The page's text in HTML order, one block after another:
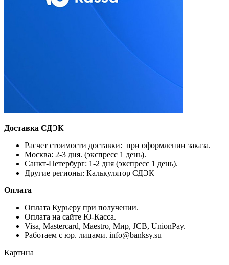
Доставка СДЭК
Расчет стоимости доставки: при оформлении заказа.
Москва: 2-3 дня. (экспресс 1 день).
Санкт-Петербург: 1-2 дня (экспресс 1 день).
Другие регионы: Калькулятор СДЭК
Оплата
Оплата Курьеру при получении.
Оплата на сайте Ю-Касса.
Visa, Mastercard, Maestro, Мир, JCB, UnionPay.
Работаем с юр. лицами. info@banksy.su
Картина